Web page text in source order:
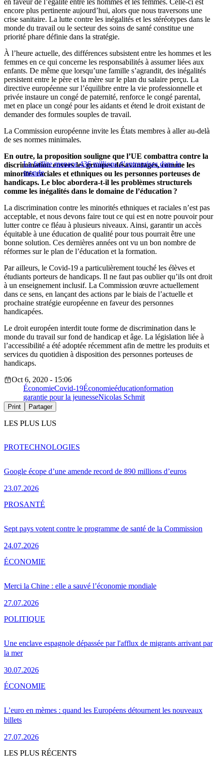
en faveur de l’égalité entre les hommes et les femmes. Celle-ci est
encore plus pertinente aujourd’hui, alors que nous traversons une
crise sanitaire. La lutte contre les inégalités et les stéréotypes dans le
monde du travail ou le secteur des soins de santé constitue une
priorité phare définie dans la stratégie.
À l’heure actuelle, des différences subsistent entre les hommes et les
femmes en ce qui concerne les responsabilités à assumer liées aux
enfants. De même que lorsqu’une famille s’agrandit, des inégalités
persistent entre le père et la mère sur le plan du salaire perçu. La
directive européenne sur l’équilibre entre la vie professionnelle et
privée instaure un congé de paternité, renforce le congé parental,
met en place un congé pour les aidants et étend le droit existant de
demander des formules souples de travail.
La Commission européenne invite les États membres à aller au-delà
de ses normes minimales.
La faillite menace 436 millions d’entreprises dans le
monde
En outre, la proposition souligne que l’UE combattra contre la
discrimination envers les groupes désavantagés, comme les
minorités raciales et ethniques ou les personnes porteuses de
handicaps. Le bloc abordera-t-il les problèmes structurels
comme les inégalités dans le domaine de l’éducation ?
La discrimination contre les minorités ethniques et raciales n’est pas
acceptable, et nous devons faire tout ce qui est en notre pouvoir pour
lutter contre ce fléau à plusieurs niveaux. Ainsi, garantir un accès
équitable à une éducation de qualité pour tous pourrait être une
bonne solution. Ces dernières années ont vu un bon nombre de
réformes sur le plan de l’éducation et la formation.
Par ailleurs, le Covid-19 a particulièrement touché les élèves et
étudiants porteurs de handicaps. Il ne faut pas oublier qu’ils ont droit
à un enseignement inclusif. La Commission œuvre actuellement
dans ce sens, en lançant des actions par le biais de l’actuelle et
prochaine stratégie européenne en faveur des personnes
handicapées.
Le droit européen interdit toute forme de discrimination dans le
monde du travail sur fond de handicap et âge. La législation liée à
l’accessibilité a été adoptée récemment afin de mettre les produits et
services du quotidien à disposition des personnes porteuses de
handicaps.
Oct 6, 2020 - 15:06
ÉconomieCovid-19Économieéducationformation
garantie pour la jeunesseNicolas Schmit
Print Partager
LES PLUS LUS
Google écope d’une amende record de 890 millions d’euros
23.07.2026
PROTECHNOLOGIES
Sept pays votent contre le programme de santé de la Commission
24.07.2026
PROSANTÉ
Merci la Chine : elle a sauvé l’économie mondiale
27.07.2026
ÉCONOMIE
Une enclave espagnole dépassée par l'afflux de migrants arrivant par
la mer
30.07.2026
POLITIQUE
L’euro en mèmes : quand les Européens détournent les nouveaux
billets
27.07.2026
ÉCONOMIE
LES PLUS RÉCENTS